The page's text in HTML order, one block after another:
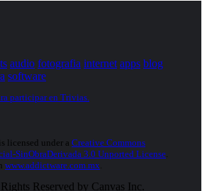
audio fotografia internet apps blog
software
participar en Trivias.
is licensed under a Creative Commons
SinObraDerivada 3.0 Unported License.
www.addictware.com.mx.
Reserved by Canvas Inc.